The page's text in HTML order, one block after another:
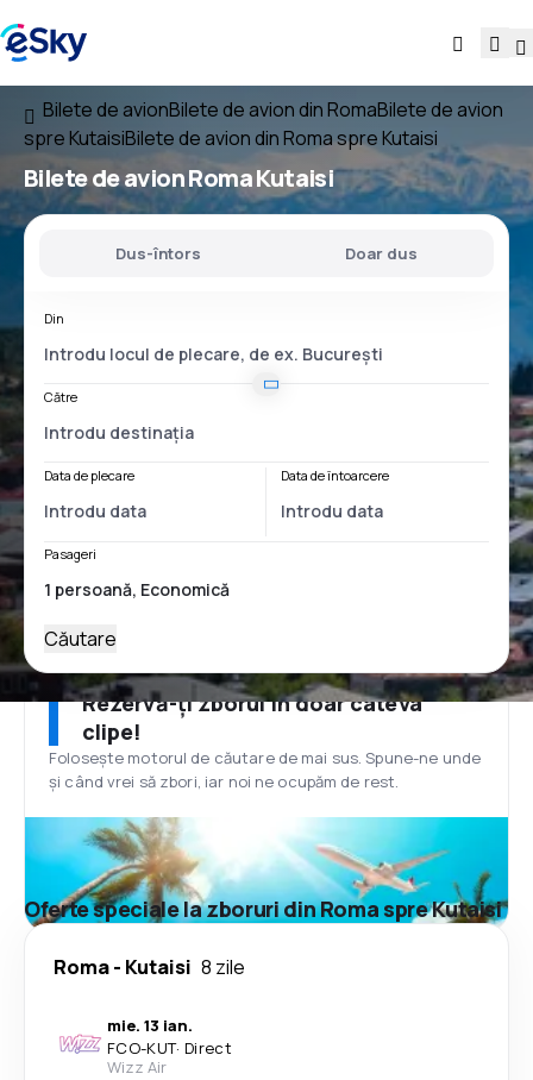
Bilete de avionBilete de avion din RomaBilete de avion
spre KutaisiBilete de avion din Roma spre Kutaisi
Bilete de avionRoma Kutaisi
Dus-întors Doar dus
Din
Către
Data de plecare Data de întoarcere
Pasageri
Căutare
Rezervă-ți zborul în doar câteva
clipe!
Folosește motorul de căutare de mai sus. Spune-ne unde
și când vrei să zbori, iar noi ne ocupăm de rest.
Oferte speciale la zboruri din Roma spre Kutaisi
Roma- Kutaisi 8 zile
mie. 13 ian.
FCO-KUT· Direct
Wizz Air